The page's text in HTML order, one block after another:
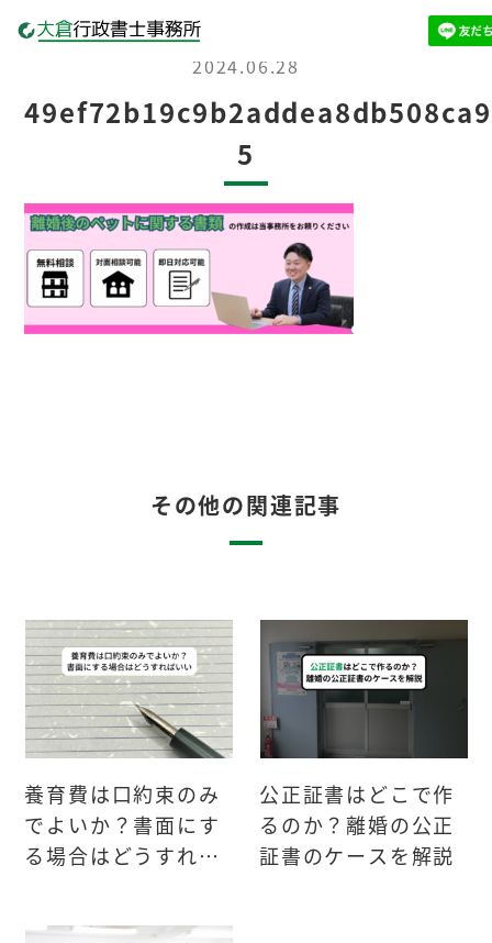
2024.06.28
5
その他の関連記事
養育費は口約束のみ
でよいか？書面にす
る場合はどうすれば
公正証書はどこで作
るのか？離婚の公正
証書のケースを解説